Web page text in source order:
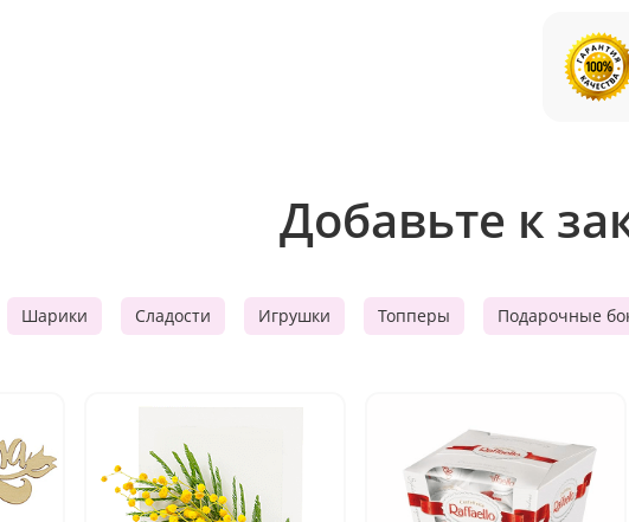
Добавьте к
Шарики Сладости Игрушки Топперы Подарочные